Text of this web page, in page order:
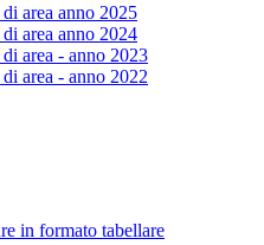
area anno 2025
area anno 2024
area - anno 2023
area - anno 2022
in formato tabellare